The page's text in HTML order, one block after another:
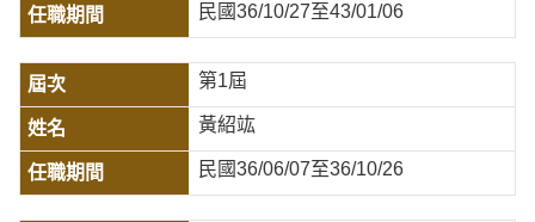
民國36/10/27至43/01/06
第1屆
黃紹竑
民國36/06/07至36/10/26